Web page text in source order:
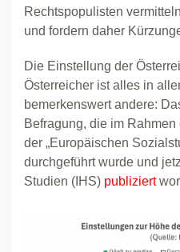
Rechtspopulisten
und fordern daher
Die Einstellung der
Österreicher ist alles in
bemerkenswert andere:
Befragung, die im
der „Europäischen
durchgeführt wurde und
Studien (IHS) publiziert